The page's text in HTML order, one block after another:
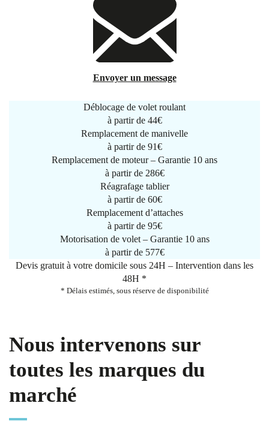
Envoyer un message
Déblocage de volet roulant
à partir de 44€
Remplacement de manivelle
à partir de 91€
Remplacement de moteur – Garantie 10 ans
à partir de 286€
Réagrafage tablier
à partir de 60€
Remplacement d’attaches
à partir de 95€
Motorisation de volet – Garantie 10 ans
à partir de 577€
Devis gratuit à votre domicile sous 24H – Intervention dans les
48H *
* Délais estimés, sous réserve de disponibilité
Nous intervenons sur
toutes les marques du
marché